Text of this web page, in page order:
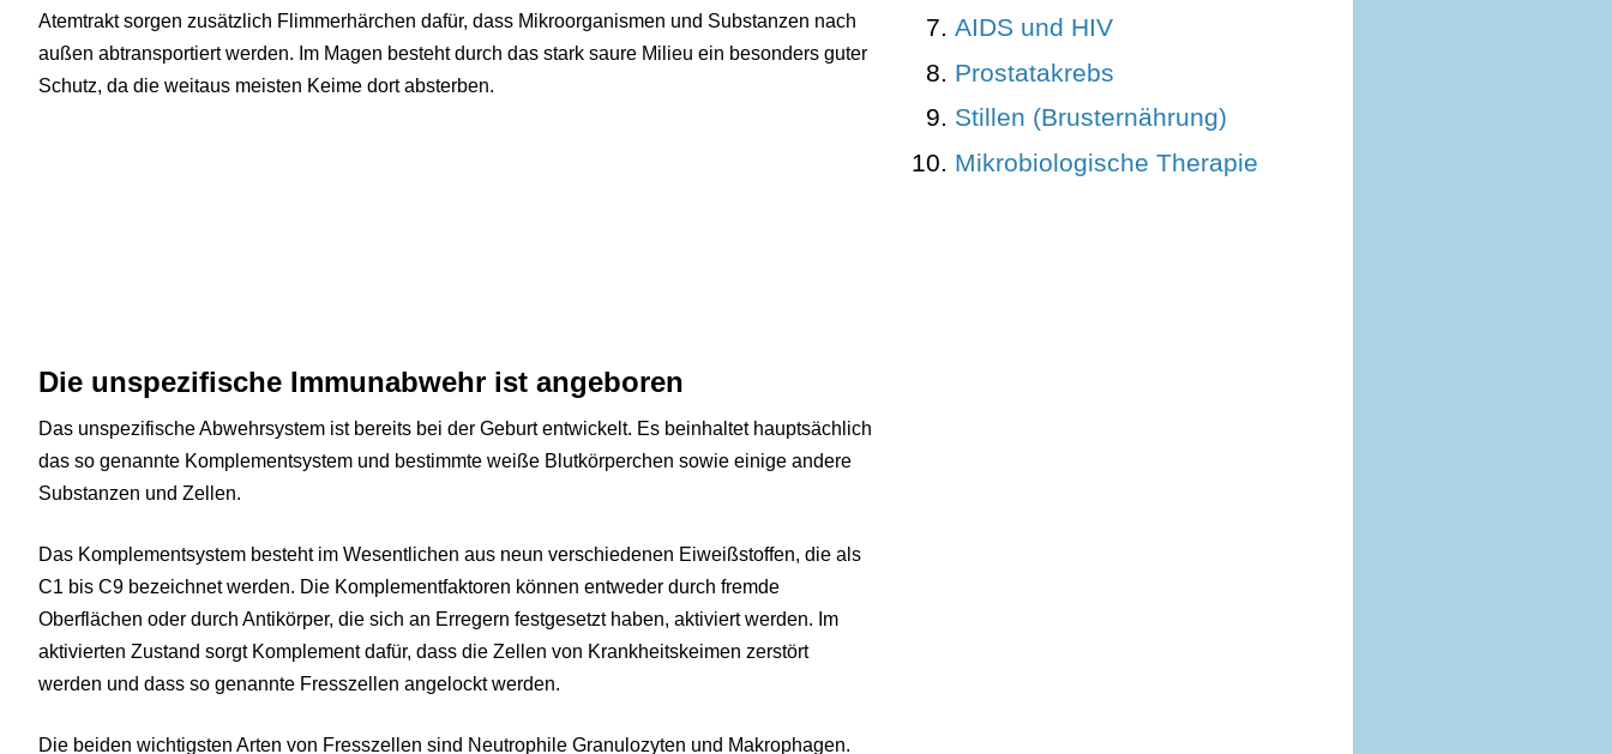
Atemtrakt sorgen zusätzlich Flimmerhärchen dafür, dass Mikroorganismen und Substanzen nach
außen abtransportiert werden. Im Magen besteht durch das stark saure Milieu ein besonders guter
Schutz, da die weitaus meisten Keime dort absterben.
Die unspezifische Immunabwehr ist angeboren
Das unspezifische Abwehrsystem ist bereits bei der Geburt entwickelt. Es beinhaltet hauptsächlich
das so genannte Komplementsystem und bestimmte weiße Blutkörperchen sowie einige andere
Substanzen und Zellen.
Das Komplementsystem besteht im Wesentlichen aus neun verschiedenen Eiweißstoffen, die als
C1 bis C9 bezeichnet werden. Die Komplementfaktoren können entweder durch fremde
Oberflächen oder durch Antikörper, die sich an Erregern festgesetzt haben, aktiviert werden. Im
aktivierten Zustand sorgt Komplement dafür, dass die Zellen von Krankheitskeimen zerstört
werden und dass so genannte Fresszellen angelockt werden.
Die beiden wichtigsten Arten von Fresszellen sind Neutrophile Granulozyten und Makrophagen.
AIDS und HIV
Prostatakrebs
Stillen (Brusternährung)
Mikrobiologische Therapie